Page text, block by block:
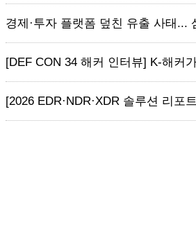
경제·투자 플랫폼 덮친 유출 사태...
[DEF CON 34 해커 인터뷰] K-해커
[2026 EDR·NDR·XDR 솔루션 리포